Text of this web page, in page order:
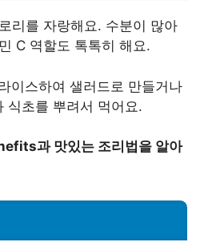
리를 자랑해요. 수분이 많아
C 역할도 톡톡히 해요.
이스하여 샐러드로 만들거나
식초를 뿌려서 먹어요.
과 맛있는 조리법을 알아